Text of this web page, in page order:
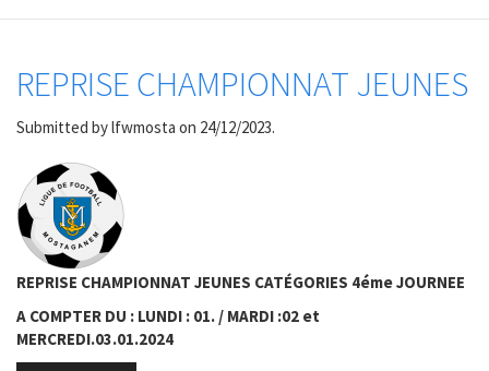
REPRISE CHAMPIONNAT JEUNES
Submitted bylfwmosta on 24/12/2023.
REPRISE CHAMPIONNAT JEUNES CATÉGORIES 4éme JOURNEE
A COMPTER DU : LUNDI : 01. / MARDI :02 et
MERCREDI.03.01.2024